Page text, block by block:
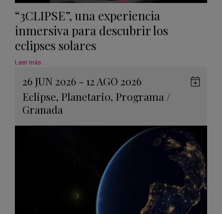
“3CLIPSE”, una experiencia
inmersiva para descubrir los
eclipses solares
Leer más
26 JUN 2026 - 12 AGO 2026
Eclipse, Planetario, Programa /
Granada